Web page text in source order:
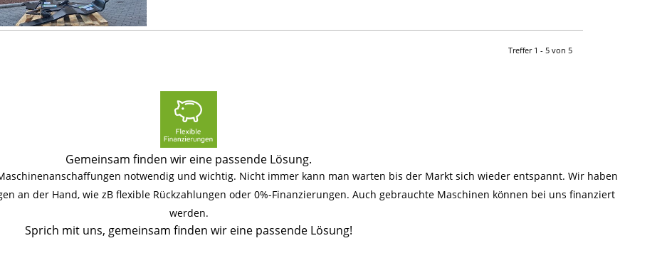
Treffer 1 - 5 von 5
Gemeinsam finden wir eine passende Lösung.
notwendig und wichtig. Nicht immer kann man warten bis der Markt sich wieder entspannt. Wir haben
an der Hand, wie zB flexible Rückzahlungen oder 0%-Finanzierungen. Auch gebrauchte Maschinen können bei uns finanziert
werden.
Sprich mit uns, gemeinsam finden wir eine passende Lösung!